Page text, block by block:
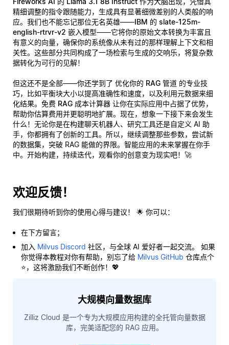
精细调整的指令跟随能力，生成具有显著细微差别的人类般的响
应。我们也不能忘记那位无名英雄——IBM 的 slate-125m-
english-rtrvr-v2 嵌入模型——它将你的原始文本转换为丰富且
有意义的向量，确保你的系统像从未有过的那样理解上下文和相
关性。这些部分共同构成了一场检索与生成的交响乐，将复杂数
据转化为可行的见解！
但这还不是全部——你还学到了 优化你的 RAG 管道 的专业技
巧，比如平衡块大小以提高准确性和速度，以及利用元数据来细
化结果。 免费 RAG 成本计算器 让你在实际应用中占据了优势，
帮助你估算费用并更聪明地扩展。现在，想象一下接下来会发生
什么！无论你是在构建聊天机器人、研究工具还是自定义 AI 助
手，你都拥有了创新的工具。所以，继续调整那些参数，尝试新
的数据集，突破 RAG 能做的界限。智能应用的未来掌握在你手
中。开始构建，持续迭代，观看你的创意变为现实吧！🚀
欢迎反馈！
我们很期待听到你的使用心得与建议！ 🌟 你可以：
在下方留言；
加入 Milvus Discord 社区，与全球 AI 爱好者一起交流。 如果
你觉得本教程对你有帮助，别忘了给 Milvus GitHub 仓库点个
⭐，这将激励我们不断创作！💖
大规模向量数据库
Zilliz Cloud 是一个专为大规模应用构建的全托管向量数据
库，完美适配您的 RAG 应用。